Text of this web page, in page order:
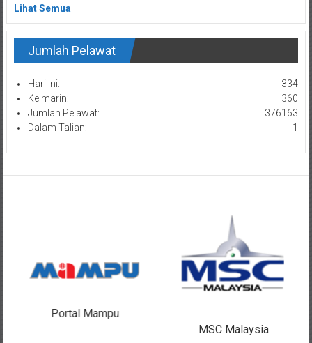
Lihat Semua
Jumlah Pelawat
334
Hari Ini:
360
Kelmarin:
376163
Jumlah Pelawat:
1
Dalam Talian:
Portal Mampu
MSC Malaysia